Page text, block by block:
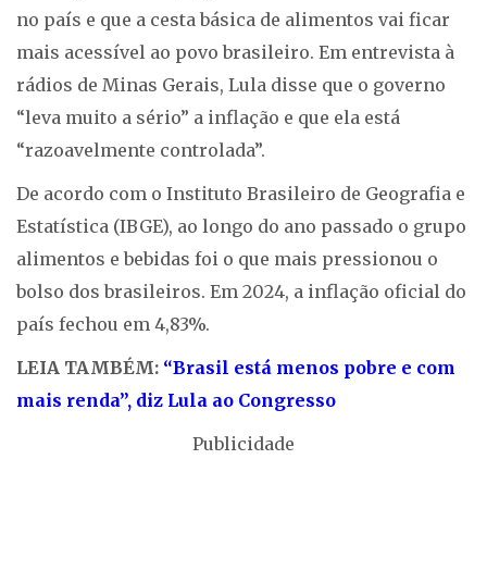
no país e que a cesta básica de alimentos vai ficar
mais acessível ao povo brasileiro. Em entrevista à
rádios de Minas Gerais, Lula disse que o governo
“leva muito a sério” a inflação e que ela está
“razoavelmente controlada”.
De acordo com o Instituto Brasileiro de Geografia e
Estatística (IBGE), ao longo do ano passado o grupo
alimentos e bebidas foi o que mais pressionou o
bolso dos brasileiros. Em 2024, a inflação oficial do
país fechou em 4,83%.
LEIA TAMBÉM: “Brasil está menos pobre e com
mais renda”, diz Lula ao Congresso
Publicidade